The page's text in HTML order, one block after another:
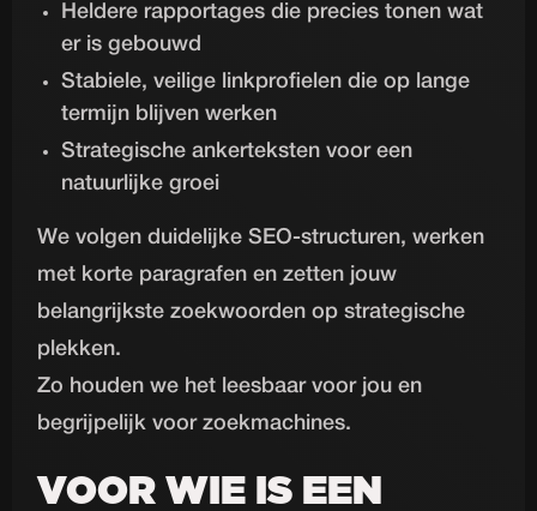
Heldere rapportages die precies tonen wat
er is gebouwd
Stabiele, veilige linkprofielen die op lange
termijn blijven werken
Strategische ankerteksten voor een
natuurlijke groei
We volgen duidelijke SEO-structuren, werken
met korte paragrafen en zetten jouw
belangrijkste zoekwoorden op strategische
plekken.
Zo houden we het leesbaar voor jou en
begrijpelijk voor zoekmachines.
VOOR WIE IS EEN